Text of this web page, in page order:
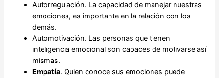
Autorregulación. La capacidad de manejar nuestras
emociones, es importante en la relación con los
demás.
Automotivación. Las personas que tienen
inteligencia emocional son capaces de motivarse así
mismas.
Empatía. Quien conoce sus emociones puede